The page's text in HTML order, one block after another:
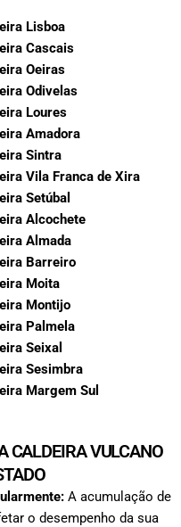
Lisboa
Cascais
Oeiras
Odivelas
Loures
Amadora
Sintra
Vila Franca de Xira
Setúbal
Alcochete
Almada
Barreiro
Moita
Montijo
Palmela
Seixal
Sesimbra
Margem Sul
CALDEIRA VULCANO
A acumulação de
o desempenho da sua